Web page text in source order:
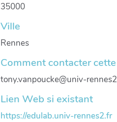
35000
Ville
Rennes
Comment contacter
tony.vanpoucke@univ-
Lien Web si existant
https://edulab.univ-rennes2.fr